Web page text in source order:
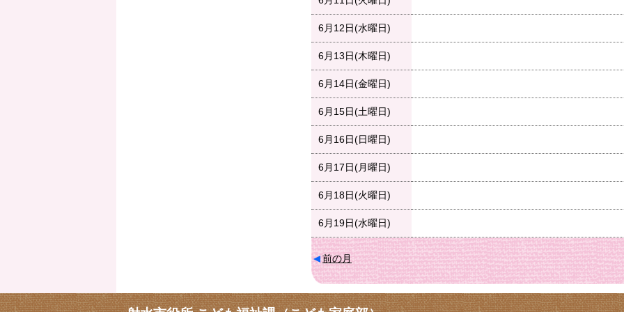
6月12日(水曜日)
6月13日(木曜日)
6月14日(金曜日)
6月15日(土曜日)
6月16日(日曜日)
6月17日(月曜日)
6月18日(火曜日)
6月19日(水曜日)
前の月